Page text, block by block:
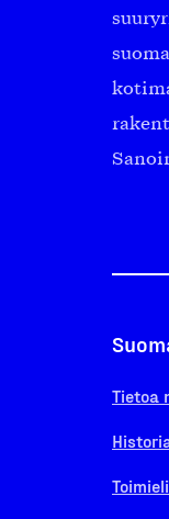
Tietoa